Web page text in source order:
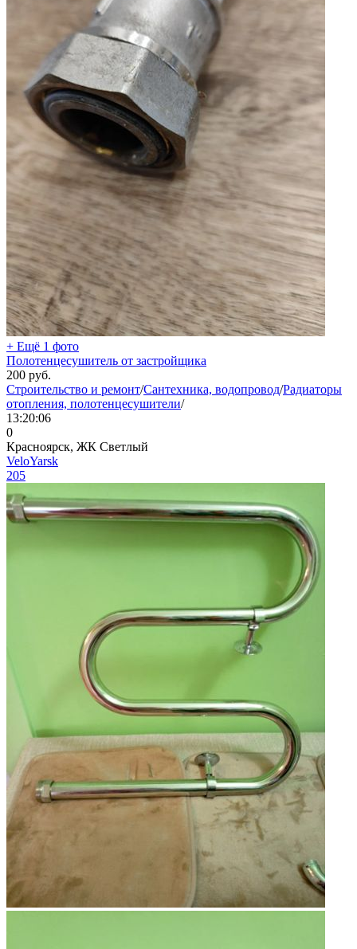
+ Ещё 1 фото
Полотенцесушитель от застройщика
200 руб.
Строительство и ремонт/Сантехника, водопровод/Радиаторы
отопления, полотенцесушители/
13:20:06
0
Красноярск, ЖК Светлый
VeloYarsk
205